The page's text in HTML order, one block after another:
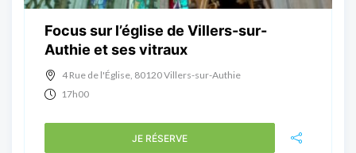
Focus sur l’église de Villers-sur-
Authie et ses vitraux
4 Rue de l'Église, 80120 Villers-sur-Authie
17h00
JE RÉSERVE